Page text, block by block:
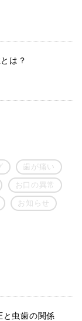
は？
歯が痛い
お口の異常
お知らせ
と虫歯の関係